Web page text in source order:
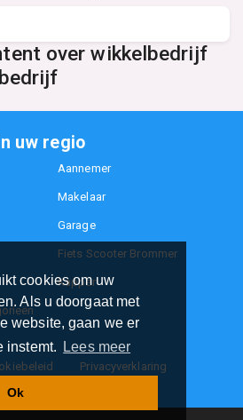
cookies om uw
Als u doorgaat met
website, gaan we er
instemt.
Lees meer
Ok
over wikkelbedrijf
uw regio
Aannemer
Makelaar
Garage
Fiets Scooter Brommer
Kapper
Privacyverklaring